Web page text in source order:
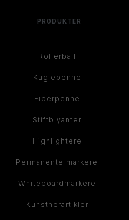
PRODUKTER
Rollerball
Kuglepenne
Fiberpenne
Stiftblyanter
Highlightere
Permanente markere
Whiteboardmarkere
Kunstnerartikler